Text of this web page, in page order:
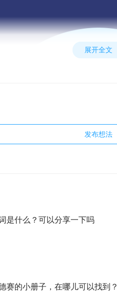
展开全文
发布想法
是什么？可以分享一下吗
赛的小册子，在哪儿可以找到？